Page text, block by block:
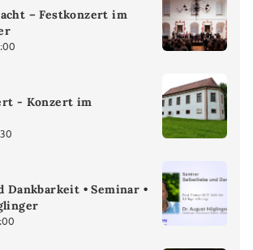
– Festkonzert im
- Konzert im
Dankbarkeit • Seminar •